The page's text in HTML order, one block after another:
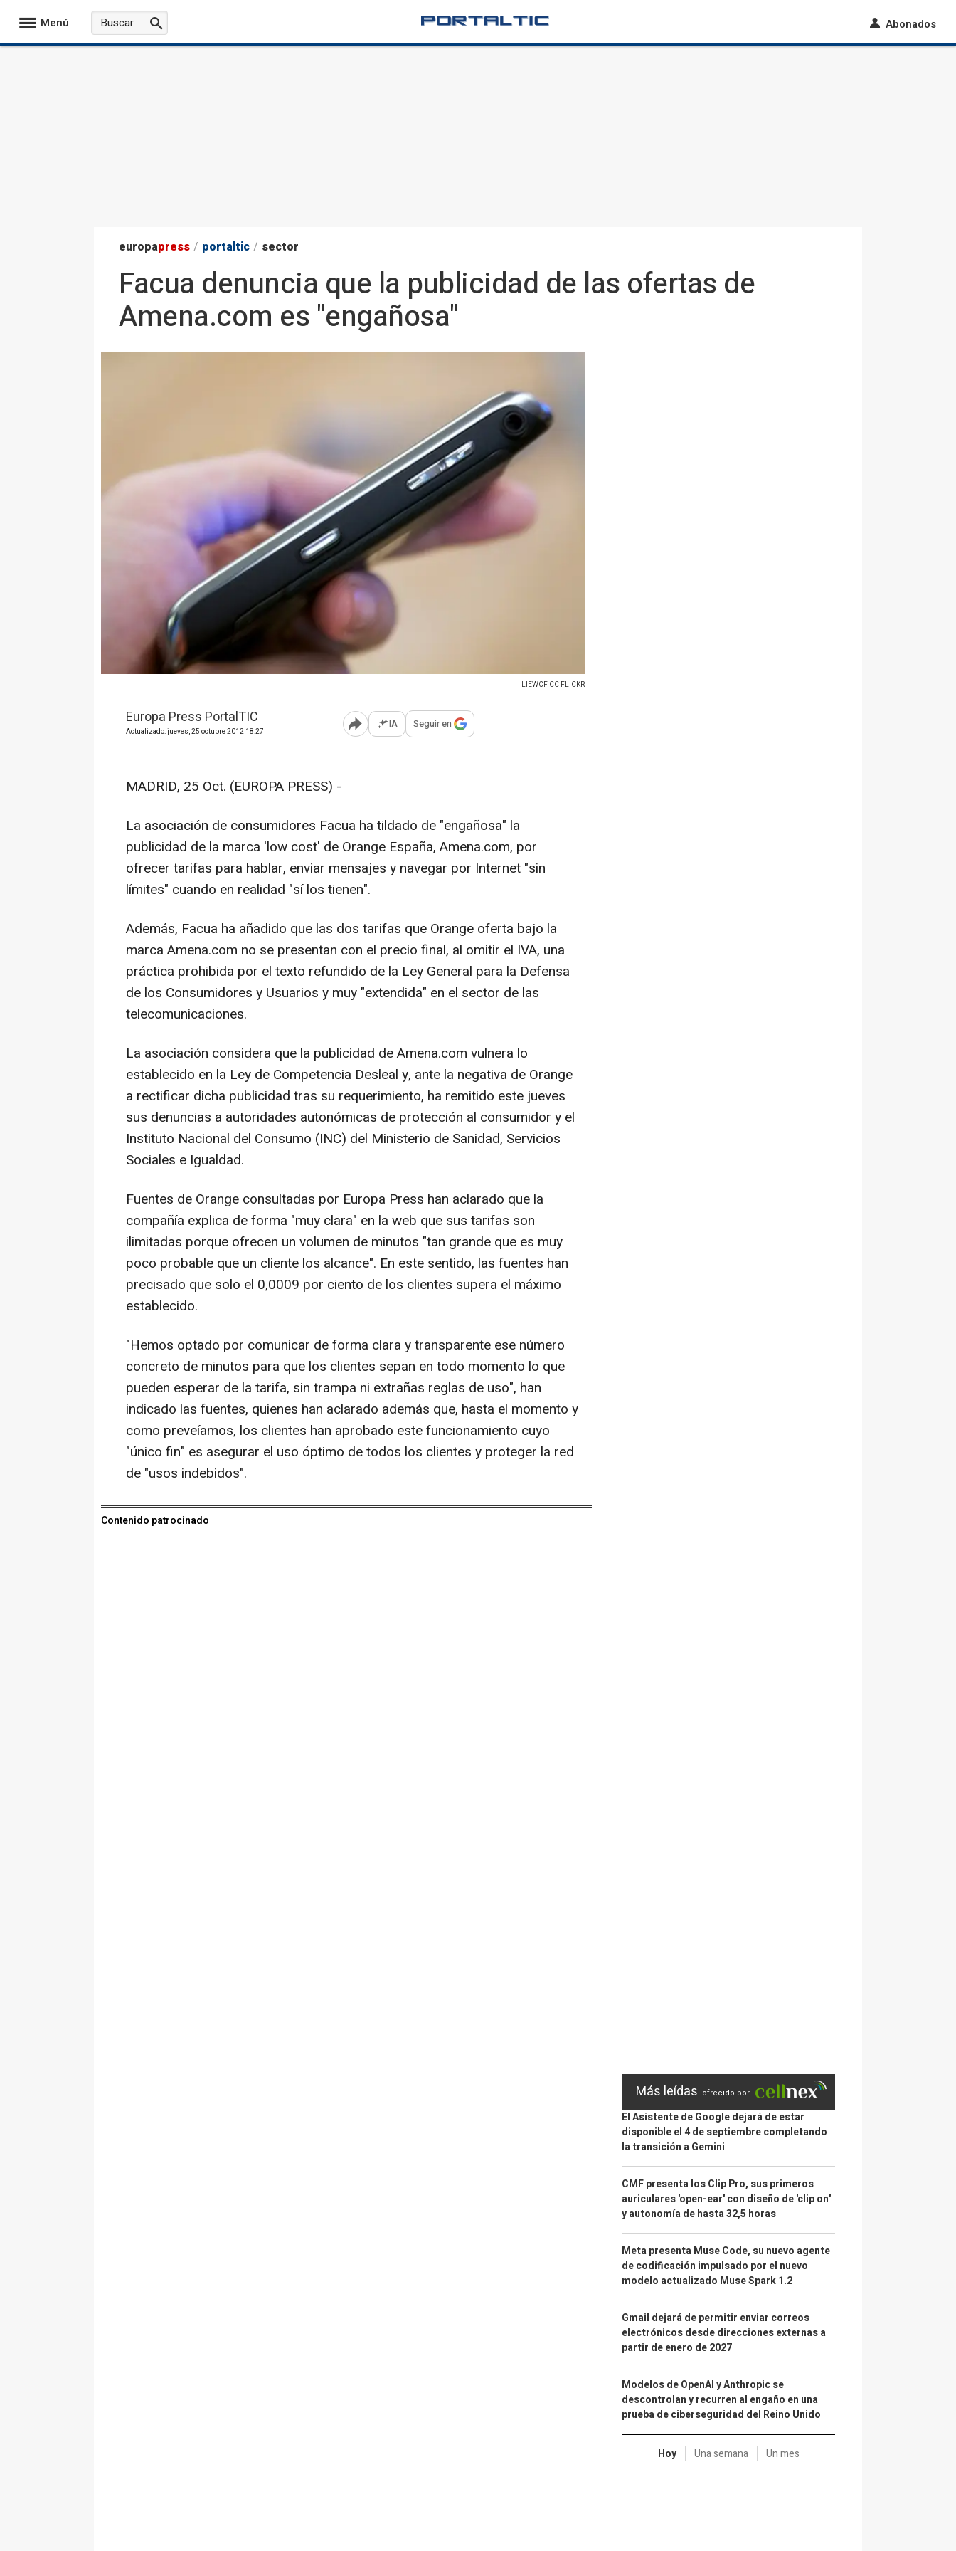
Menú Abonados
europapress / portaltic / sector
Facua denuncia que la publicidad de las ofertas de
Amena.com es "engañosa"
LIEWCF CC FLICKR
Europa Press PortalTIC
Actualizado: jueves, 25 octubre 2012 18:27 Abrir opciones para compartir
IA Seguir en
MADRID, 25 Oct. (EUROPA PRESS) -
La asociación de consumidores Facua ha tildado de "engañosa" la
publicidad de la marca 'low cost' de Orange España, Amena.com, por
ofrecer tarifas para hablar, enviar mensajes y navegar por Internet "sin
límites" cuando en realidad "sí los tienen".
Además, Facua ha añadido que las dos tarifas que Orange oferta bajo la
marca Amena.com no se presentan con el precio final, al omitir el IVA, una
práctica prohibida por el texto refundido de la Ley General para la Defensa
de los Consumidores y Usuarios y muy "extendida" en el sector de las
telecomunicaciones.
La asociación considera que la publicidad de Amena.com vulnera lo
establecido en la Ley de Competencia Desleal y, ante la negativa de Orange
a rectificar dicha publicidad tras su requerimiento, ha remitido este jueves
sus denuncias a autoridades autonómicas de protección al consumidor y el
Instituto Nacional del Consumo (INC) del Ministerio de Sanidad, Servicios
Sociales e Igualdad.
Fuentes de Orange consultadas por Europa Press han aclarado que la
compañía explica de forma "muy clara" en la web que sus tarifas son
ilimitadas porque ofrecen un volumen de minutos "tan grande que es muy
poco probable que un cliente los alcance". En este sentido, las fuentes han
precisado que solo el 0,0009 por ciento de los clientes supera el máximo
establecido.
"Hemos optado por comunicar de forma clara y transparente ese número
concreto de minutos para que los clientes sepan en todo momento lo que
pueden esperar de la tarifa, sin trampa ni extrañas reglas de uso", han
indicado las fuentes, quienes han aclarado además que, hasta el momento y
como preveíamos, los clientes han aprobado este funcionamiento cuyo
"único fin" es asegurar el uso óptimo de todos los clientes y proteger la red
de "usos indebidos".
Contenido patrocinado
Más leídas ofrecido por
El Asistente de Google dejará de estar
disponible el 4 de septiembre completando
la transición a Gemini
CMF presenta los Clip Pro, sus primeros
auriculares 'open-ear' con diseño de 'clip on'
y autonomía de hasta 32,5 horas
Meta presenta Muse Code, su nuevo agente
de codificación impulsado por el nuevo
modelo actualizado Muse Spark 1.2
Gmail dejará de permitir enviar correos
electrónicos desde direcciones externas a
partir de enero de 2027
Modelos de OpenAI y Anthropic se
descontrolan y recurren al engaño en una
prueba de ciberseguridad del Reino Unido
Hoy Una semana Un mes